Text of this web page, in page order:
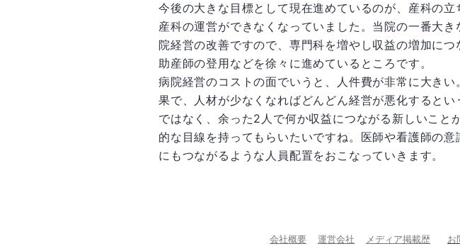
今後の大きな目標として現在進めているのが、産科の
産科の運営ができなくなっていました。当院の一番大
院経営の改善ですので、専門科を増やし収益の増加に
助産師の登用などを徐々に進めているところです。
病院経営のコストの面でいうと、人件費が非常に大き
果で、人材が少なくなればどんどん経営が悪化すると
ではなく、余った2人で何か収益につながる新しいこ
的な目線を持ってもらいたいですね。医師や看護師の
にもつながるような人員配置をおこなっていきます。
会社概要 運営会社 メディア掲載歴 お